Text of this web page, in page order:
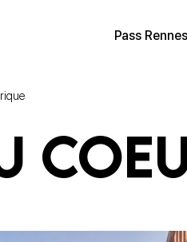
Pass Rennes